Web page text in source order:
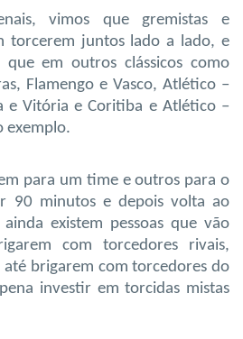
vimos que gremistas e
torcerem juntos lado a lado, e
em outros clássicos como
Flamengo e Vasco, Atlético –
e Vitória e Coritiba e Atlético –
exemplo.
para um time e outros para o
90 minutos e depois volta ao
existem pessoas que vão
com torcedores rivais,
até brigarem com torcedores do
investir em torcidas mistas